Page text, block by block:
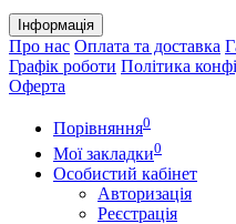
Інформація
Про нас Оплата та доставка
Графік роботи Політика
Оферта
Порівняння0
Мої закладки0
Особистий кабінет
Авторизація
Реєстрація